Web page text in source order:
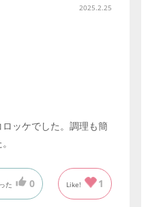
2025.2.25
ッケでした。調理も簡
た 0 Like! 1